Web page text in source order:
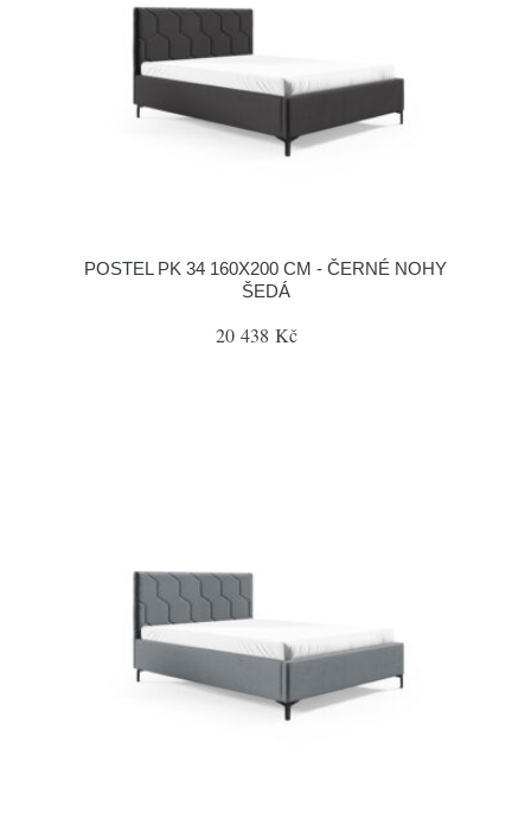
POSTEL PK 34 160X200 CM - ČERNÉ NOHY
ŠEDÁ
20 438 Kč